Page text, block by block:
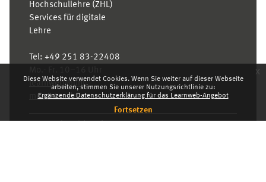
Diese Website verwendet Cookies. Wenn Sie weiter auf dieser Webseite
arbeiten, stimmen Sie unserer Nutzungsrichtlinie zu:
Ergänzende Datenschutzerklärung für das Learnweb-Angebot
Fortsetzen
x
Hochschullehre (ZHL)
Services für digitale
Lehre
Tel: +49 251 83-22408
learnweb@uni-
muenster.de